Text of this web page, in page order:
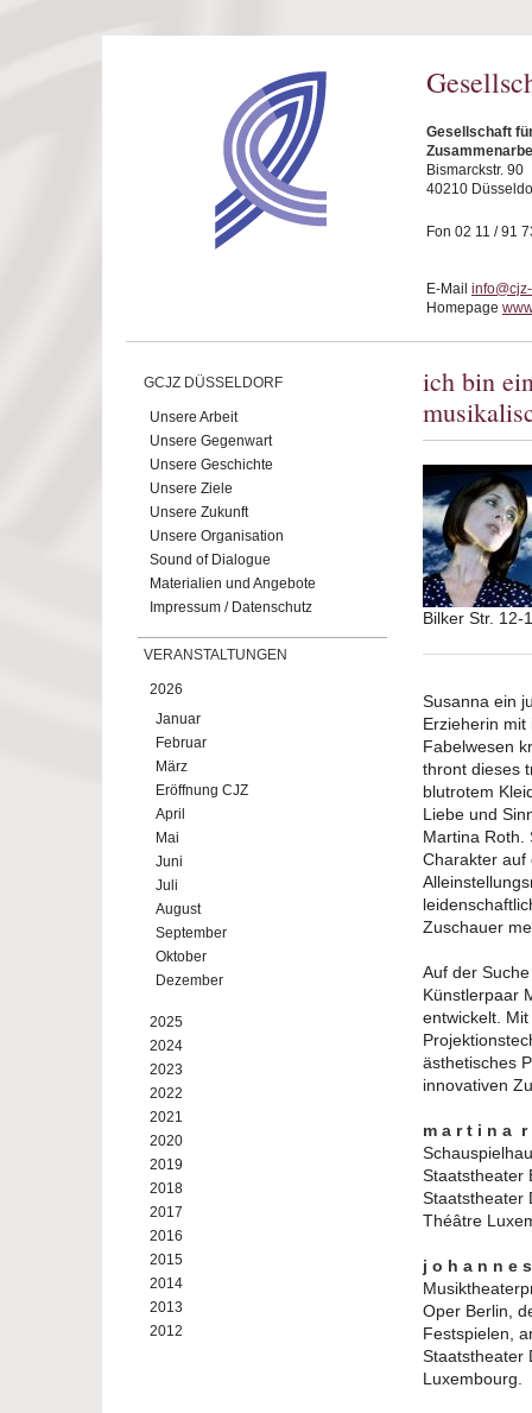
Gesellschaft
Bismarckstr. 90
40210
Fon 02 11 / 91
E-Mail
Homepage
GCJZ DÜSSELDORF
Unsere Arbeit
Unsere Gegenwart
Unsere Geschichte
Unsere Ziele
Unsere Zukunft
Unsere Organisation
Sound of Dialogue
Materialien und Angebote
Impressum / Datenschutz
VERANSTALTUNGEN
2026
Januar
Februar
März
Eröffnung CJZ
April
Mai
Juni
Juli
August
September
Oktober
Dezember
2025
2024
2023
2022
2021
2020
2019
2018
2017
2016
2015
2014
2013
2012
ich bin
Bilker Str. 12-
Susanna ein
Erzieherin
Fabelwesen
thront dieses
blutrotem
Liebe und
Martina Roth.
Charakter auf
Zuschauer
Auf der
Künstlerpaar
entwickelt.
ästhetisches
innovativen
m a r t i n a r
Staatstheater
Staatstheater
Théâtre
j o h a n n e
Oper Berlin,
Festspielen,
Staatstheater
Luxembourg.